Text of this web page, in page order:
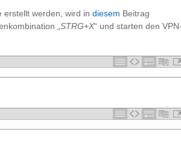
erstellt werden, wird indiesem Beitrag
„STRG+X“ und starten den